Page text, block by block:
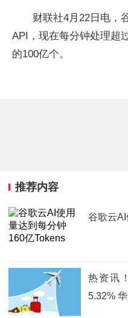
财联社4月22日电，
API，现在每分钟处理超
的100亿个。
推荐内容
谷歌云
热资讯
5.32%